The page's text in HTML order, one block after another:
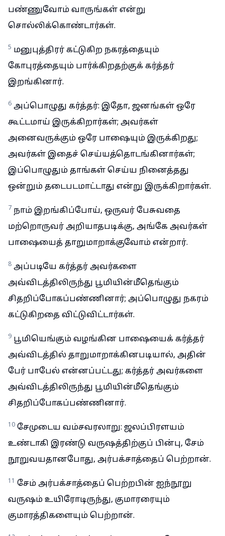
பண்ணுவோம் வாருங்கள் என்று
சொல்லிக்கொண்டார்கள்.
5 மனுபுத்திரர் கட்டுகிற நகரத்தையும்
கோபுரத்தையும் பார்க்கிறதற்குக் கர்த்தர்
இறங்கினார்.
6 அப்பொழுது கர்த்தர்: இதோ, ஜனங்கள் ஒரே
கூட்டமாய் இருக்கிறார்கள்; அவர்கள்
அனைவருக்கும் ஒரே பாஷையும் இருக்கிறது;
அவர்கள் இதைச் செய்யத்தொடங்கினார்கள்;
இப்பொழுதும் தாங்கள் செய்ய நினைத்தது
ஒன்றும் தடைபடமாட்டாது என்று இருக்கிறார்கள்.
7 நாம் இறங்கிப்போய், ஒருவர் பேசுவதை
மற்றொருவர் அறியாதபடிக்கு, அங்கே அவர்கள்
பாஷையைத் தாறுமாறாக்குவோம் என்றார்.
8 அப்படியே கர்த்தர் அவர்களை
அவ்விடத்திலிருந்து பூமியின்மீதெங்கும்
சிதறிப்போகப்பண்ணினார்; அப்பொழுது நகரம்
கட்டுகிறதை விட்டுவிட்டார்கள்.
9 பூமியெங்கும் வழங்கின பாஷையைக் கர்த்தர்
அவ்விடத்தில் தாறுமாறாக்கினபடியால், அதின்
பேர் பாபேல் என்னப்பட்டது; கர்த்தர் அவர்களை
அவ்விடத்திலிருந்து பூமியின்மீதெங்கும்
சிதறிப்போகப்பண்ணினார்.
10 சேமுடைய வம்சவரலாறு: ஜலப்பிரளயம்
உண்டாகி இரண்டு வருஷத்திற்குப் பின்பு, சேம்
நூறுவயதானபோது, அர்பக்சாத்தைப் பெற்றான்.
11 சேம் அர்பக்சாத்தைப் பெற்றபின் ஐந்நூறு
வருஷம் உயிரோடிருந்து, குமாரரையும்
குமாரத்திகளையும் பெற்றான்.